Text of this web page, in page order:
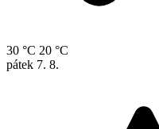
30 °C 20 °C
pátek 7. 8.